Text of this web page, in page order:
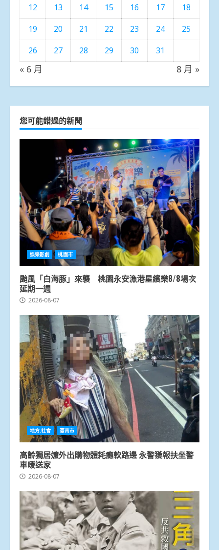
12 13 14 15 16 17
18
19
20 21 22 23 24
25
26
27 28 29 30 31
« 6 月 8 月 »
您可能錯過的新聞
娛樂影劇 桃園市
颱風「白海豚」來襲 桃園永安漁港星繽樂8/8場次
延期一週
2026-08-07
地方.社會 臺南市
高齡獨居嬤外出購物體耗癱軟路邊 永警獲報扶坐警
車暖送家
2026-08-07